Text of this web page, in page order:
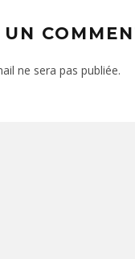
ne sera pas publiée.